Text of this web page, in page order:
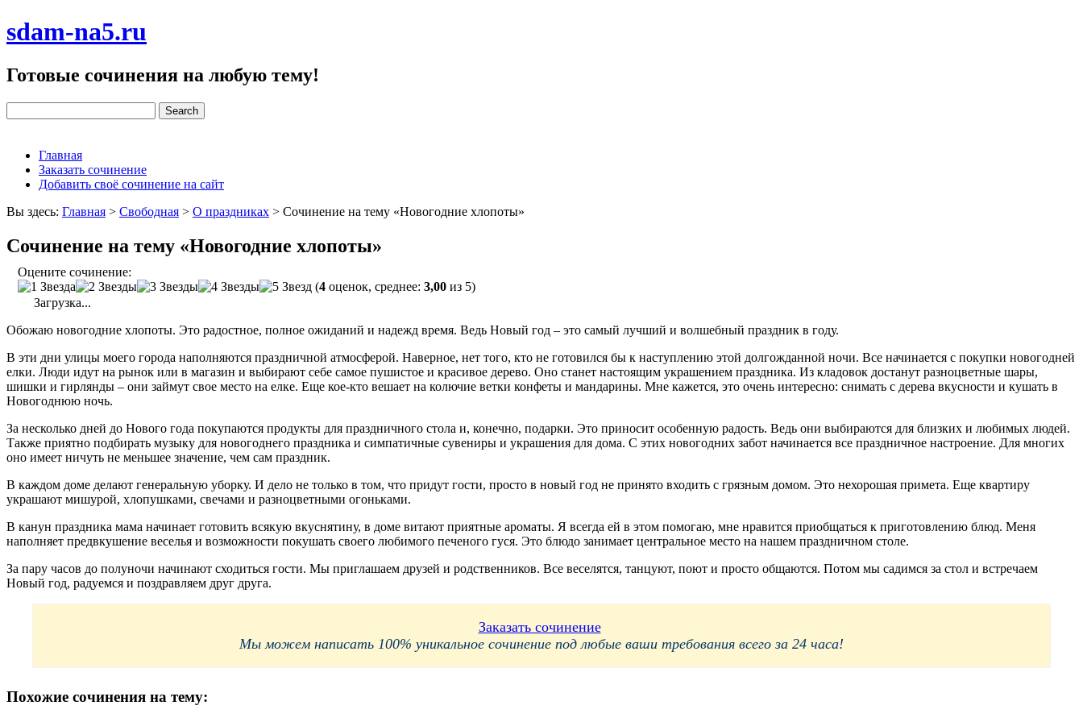
sdam-na5.ru
Готовые сочинения на любую тему!
Главная
Заказать сочинение
Добавить своё сочинение на сайт
Вы здесь: Главная > Свободная > О праздниках > Сочинение на тему «Новогодние хлопоты»
Сочинение на тему «Новогодние хлопоты»
Оцените сочинение:
(4 оценок, среднее: 3,00 из 5)
Загрузка...
Обожаю новогодние хлопоты. Это радостное, полное ожиданий и надежд время. Ведь Новый год – это самый лучший и волшебный праздник в году.
В эти дни улицы моего города наполняются праздничной атмосферой. Наверное, нет того, кто не готовился бы к наступлению этой долгожданной ночи. Все начинается с покупки новогодней
елки. Люди идут на рынок или в магазин и выбирают себе самое пушистое и красивое дерево. Оно станет настоящим украшением праздника. Из кладовок достанут разноцветные шары,
шишки и гирлянды – они займут свое место на елке. Еще кое-кто вешает на колючие ветки конфеты и мандарины. Мне кажется, это очень интересно: снимать с дерева вкусности и кушать в
Новогоднюю ночь.
За несколько дней до Нового года покупаются продукты для праздничного стола и, конечно, подарки. Это приносит особенную радость. Ведь они выбираются для близких и любимых людей.
Также приятно подбирать музыку для новогоднего праздника и симпатичные сувениры и украшения для дома. С этих новогодних забот начинается все праздничное настроение. Для многих
оно имеет ничуть не меньшее значение, чем сам праздник.
В каждом доме делают генеральную уборку. И дело не только в том, что придут гости, просто в новый год не принято входить с грязным домом. Это нехорошая примета. Еще квартиру
украшают мишурой, хлопушками, свечами и разноцветными огоньками.
В канун праздника мама начинает готовить всякую вкуснятину, в доме витают приятные ароматы. Я всегда ей в этом помогаю, мне нравится приобщаться к приготовлению блюд. Меня
наполняет предвкушение веселья и возможности покушать своего любимого печеного гуся. Это блюдо занимает центральное место на нашем праздничном столе.
За пару часов до полуночи начинают сходиться гости. Мы приглашаем друзей и родственников. Все веселятся, танцуют, поют и просто общаются. Потом мы садимся за стол и встречаем
Новый год, радуемся и поздравляем друг друга.
Заказать сочинение
Мы можем написать 100% уникальное сочинение под любые ваши требования всего за 24 часа!
Похожие сочинения на тему: